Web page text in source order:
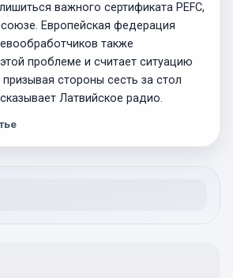
важного сертификата PEFC,
Европейская федерация
также
проблеме и считает ситуацию
стороны сесть за стол
Латвийское радио.